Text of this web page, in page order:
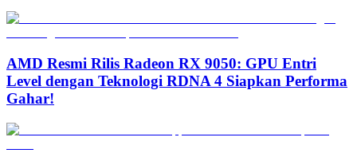
AMD Resmi Rilis Radeon RX 9050: GPU Entri
Level dengan Teknologi RDNA 4 Siapkan Performa
Gahar!